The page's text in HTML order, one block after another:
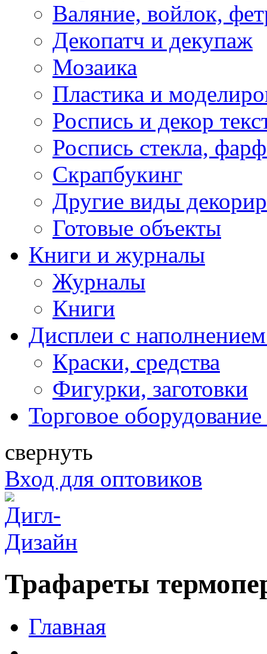
Валяние, войлок,
Декопатч и декупаж
Мозаика
Пластика и
Роспись и декор
Роспись стекла,
Скрапбукинг
Другие виды
Готовые объекты
Книги и журналы
Журналы
Книги
Дисплеи с
Краски, средства
Фигурки, заготовки
Торговое
свернуть
Вход для оптовиков
Трафареты
Главная